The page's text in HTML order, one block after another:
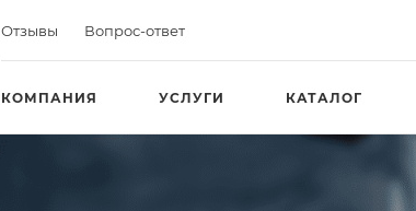
Отзывы Вопрос-ответ
КОМПАНИЯ УСЛУГИ КАТАЛОГ